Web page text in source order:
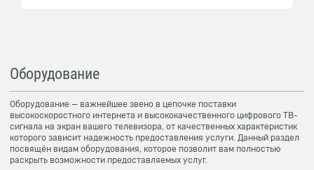
Оборудование
Оборудование — важнейшее звено в цепочке поставки
высокоскоростного интернета и высококачественного цифрового ТВ-
сигнала на экран вашего телевизора, от качественных характеристик
которого зависит надежность предоставления услуги. Данный раздел
посвящён видам оборудования, которое позволит вам полностью
раскрыть возможности предоставляемых услуг.